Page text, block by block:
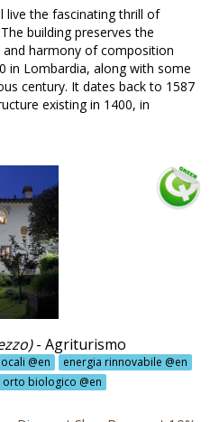
@en
live the fascinating thrill of
building preserves the
harmony of composition
in Lombardia, along with some
century. It dates back to 1587
existing in 1400, in
- Agriturismo
@en
energia rinnovabile @en
orto biologico @en